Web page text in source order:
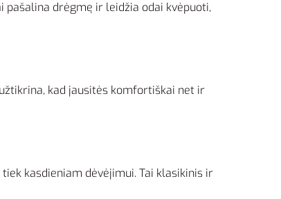
drėgmę ir leidžia odai kvėpuoti,
kad jausitės komfortiškai net ir
kasdieniam dėvėjimui. Tai klasikinis ir